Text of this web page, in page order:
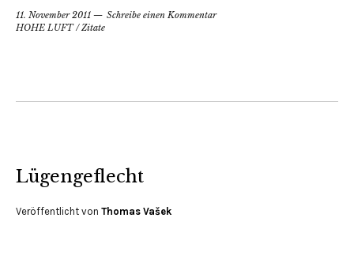
11. November 2011
Schreibe einen Kommentar
HOHE LUFT/Zitate
Lügengeflecht
Veröffentlicht von Thomas Vašek